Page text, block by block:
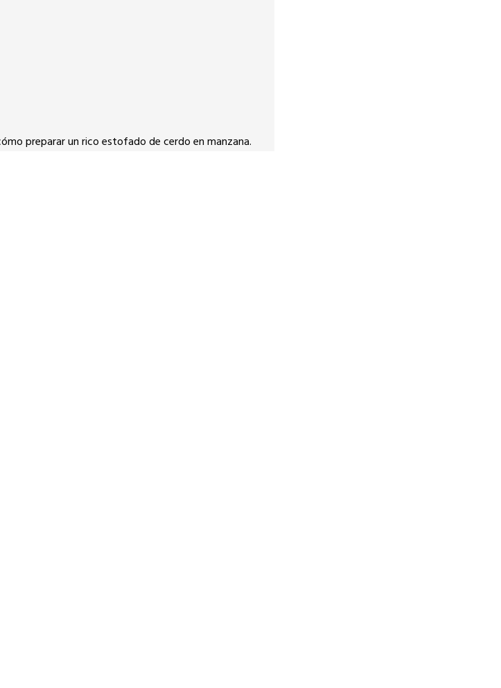
preparar un rico estofado de cerdo en manzana.